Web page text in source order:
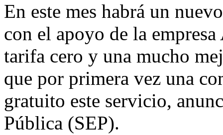
En este mes habrá un
con el apoyo de la
tarifa cero y una mucho
que por primera vez una
gratuito este servicio,
Pública (SEP).